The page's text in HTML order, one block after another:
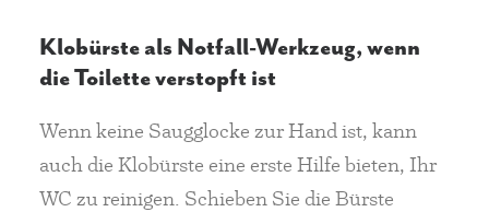
Klobürste als Notfall-Werkzeug, wenn
die Toilette verstopft ist
Wenn keine Saugglocke zur Hand ist, kann
auch die Klobürste eine erste Hilfe bieten, Ihr
WC zu reinigen. Schieben Sie die Bürste